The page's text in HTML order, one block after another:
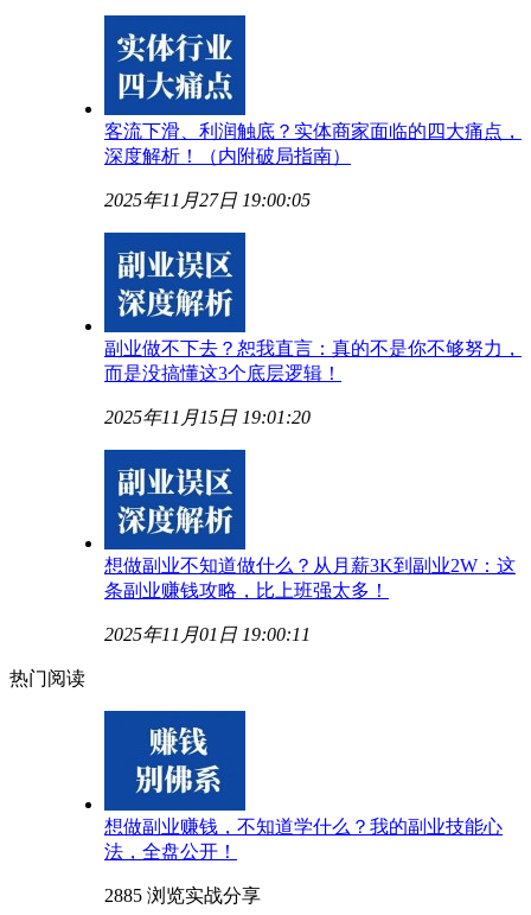
客流下滑、利润触底？实体商家面临的四大痛点，
深度解析！（内附破局指南）
2025年11月27日 19:00:05
副业做不下去？恕我直言：真的不是你不够努力，
而是没搞懂这3个底层逻辑！
2025年11月15日 19:01:20
想做副业不知道做什么？从月薪3K到副业2W：这
条副业赚钱攻略，比上班强太多！
2025年11月01日 19:00:11
热门阅读
想做副业赚钱，不知道学什么？我的副业技能心
法，全盘公开！
2885 浏览实战分享